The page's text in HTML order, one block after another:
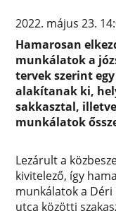
2022. május 23.
Hamarosan
munkálatok a
tervek szerint
alakítanak ki,
sakkasztal,
munkálatok
Lezárult a
kivitelező, így
munkálatok a Déri
utca közötti